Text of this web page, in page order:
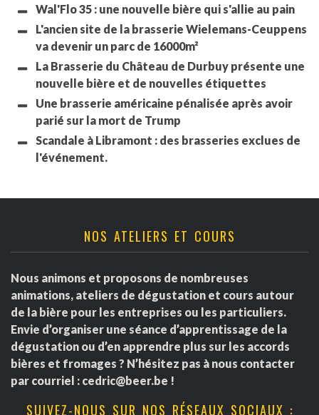
Wal'Flo 35 : une nouvelle bière qui s'allie au pain
L'ancien site de la brasserie Wielemans-Ceuppens
va devenir un parc de 16000m²
La Brasserie du Château de Durbuy présente une
nouvelle bière et de nouvelles étiquettes
Une brasserie américaine pénalisée après avoir
parié sur la mort de Trump
Scandale à Libramont : des brasseries exclues de
l'événement.
NOS ATELIERS ET COURS
Nous animons et proposons de nombreuses
animations, ateliers de dégustation et cours autour
de la bière pour les entreprises ou les particuliers.
Envie d’organiser une séance d’apprentissage de la
dégustation ou d’en apprendre plus sur les accords
bières et fromages ? N’hésitez pas à nous contacter
par courriel : cedric@beer.be !
SUIVEZ-NOUS SUR NOS RÉSEAUX SOCIAUX :